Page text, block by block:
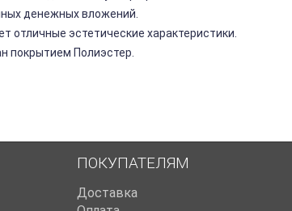
денежных вложений.
отличные эстетические характеристики.
покрытием Полиэстер.
ПОКУПАТЕЛЯМ
Доставка